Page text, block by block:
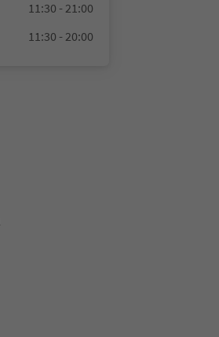
11:30 - 21:00
11:30 - 20:00